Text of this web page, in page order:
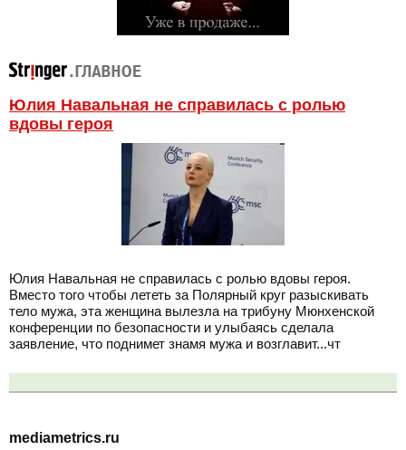
Юлия Навальная не справилась с ролью
вдовы героя
Юлия Навальная не справилась с ролью вдовы героя.
Вместо того чтобы лететь за Полярный круг разыскивать
тело мужа, эта женщина вылезла на трибуну Мюнхенской
конференции по безопасности и улыбаясь сделала
заявление, что поднимет знамя мужа и возглавит...чт
mediametrics.ru